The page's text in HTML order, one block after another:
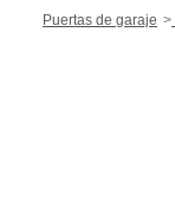
Puertas de garaje